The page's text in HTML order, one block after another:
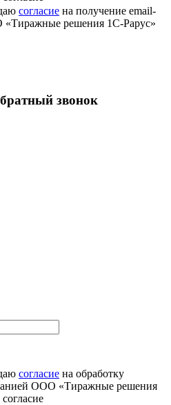
согласие на получение email-
решения 1С-Рарус»
звонок
согласие на обработку
ООО «Тиражные решения